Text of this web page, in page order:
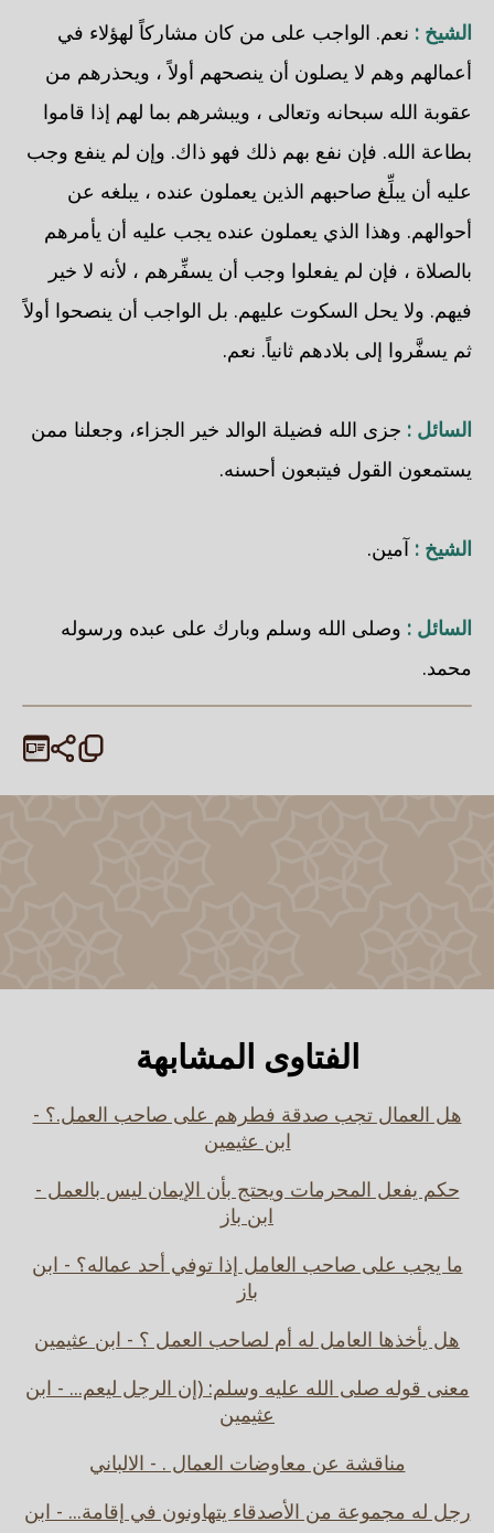
الشيخ : نعم. الواجب على من كان مشاركاً لهؤلاء في
أعمالهم وهم لا يصلون أن ينصحهم أولاً ، ويحذرهم من
عقوبة الله سبحانه وتعالى ، ويبشرهم بما لهم إذا قاموا
بطاعة الله. فإن نفع بهم ذلك فهو ذاك. وإن لم ينفع وجب
عليه أن يبلِّغ صاحبهم الذين يعملون عنده ، يبلغه عن
أحوالهم. وهذا الذي يعملون عنده يجب عليه أن يأمرهم
بالصلاة ، فإن لم يفعلوا وجب أن يسفِّرهم ، لأنه لا خير
فيهم. ولا يحل السكوت عليهم. بل الواجب أن ينصحوا أولاً
ثم يسفَّروا إلى بلادهم ثانياً. نعم.
السائل : جزى الله فضيلة الوالد خير الجزاء، وجعلنا ممن
يستمعون القول فيتبعون أحسنه.
الشيخ : آمين.
السائل : وصلى الله وسلم وبارك على عبده ورسوله
محمد.
الفتاوى المشابهة
هل العمال تجب صدقة فطرهم على صاحب العمل.؟ -
ابن عثيمين
حكم يفعل المحرمات ويحتج بأن الإيمان ليس بالعمل -
ابن باز
ما يجب على صاحب العامل إذا توفي أحد عماله؟ - ابن
باز
هل يأخذها العامل له أم لصاحب العمل ؟ - ابن عثيمين
معنى قوله صلى الله عليه وسلم: (إن الرجل ليعم... - ابن
عثيمين
مناقشة عن معاوضات العمال . - الالباني
رجل له مجموعة من الأصدقاء يتهاونون في إقامة... - ابن